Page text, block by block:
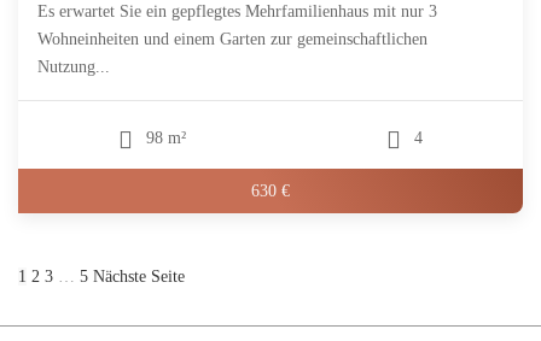
Es erwartet Sie ein gepflegtes Mehrfamilienhaus mit nur 3
Wohneinheiten und einem Garten zur gemeinschaftlichen
Nutzung...
98 m² 4
630 €
Seitennummerierung
1 2 3 … 5 Nächste Seite